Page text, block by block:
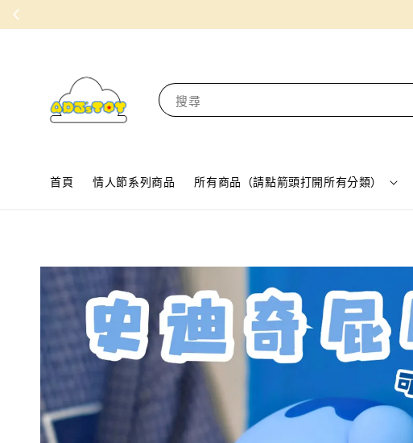
搜尋
首頁 情人節系列商品 所有商品（請點箭頭打開所有分類）